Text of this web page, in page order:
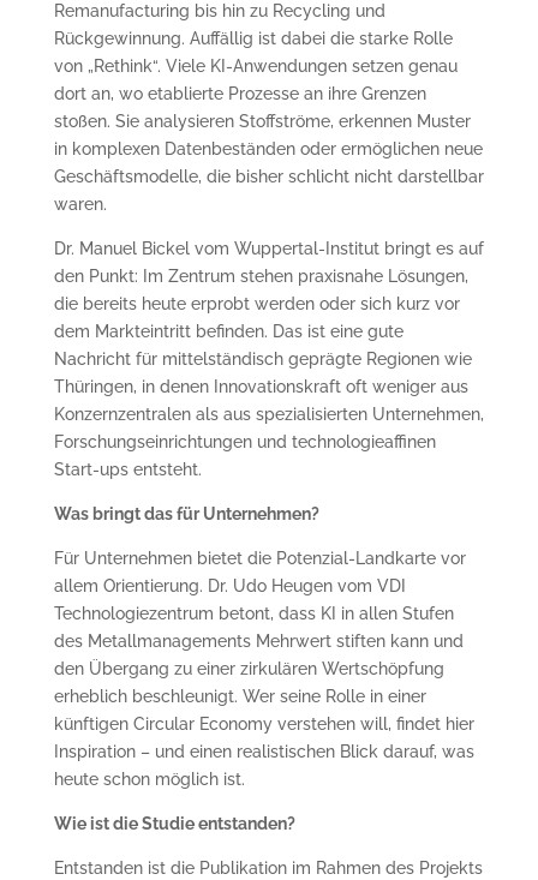
Remanufacturing bis hin zu Recycling und
Rückgewinnung. Auffällig ist dabei die starke Rolle
von „Rethink“. Viele KI-Anwendungen setzen genau
dort an, wo etablierte Prozesse an ihre Grenzen
stoßen. Sie analysieren Stoffströme, erkennen Muster
in komplexen Datenbeständen oder ermöglichen neue
Geschäftsmodelle, die bisher schlicht nicht darstellbar
waren.
Dr. Manuel Bickel vom Wuppertal-Institut bringt es auf
den Punkt: Im Zentrum stehen praxisnahe Lösungen,
die bereits heute erprobt werden oder sich kurz vor
dem Markteintritt befinden. Das ist eine gute
Nachricht für mittelständisch geprägte Regionen wie
Thüringen, in denen Innovationskraft oft weniger aus
Konzernzentralen als aus spezialisierten Unternehmen,
Forschungseinrichtungen und technologieaffinen
Start-ups entsteht.
Was bringt das für Unternehmen?
Für Unternehmen bietet die Potenzial-Landkarte vor
allem Orientierung. Dr. Udo Heugen vom VDI
Technologiezentrum betont, dass KI in allen Stufen
des Metallmanagements Mehrwert stiften kann und
den Übergang zu einer zirkulären Wertschöpfung
erheblich beschleunigt. Wer seine Rolle in einer
künftigen Circular Economy verstehen will, findet hier
Inspiration – und einen realistischen Blick darauf, was
heute schon möglich ist.
Wie ist die Studie entstanden?
Entstanden ist die Publikation im Rahmen des Projekts